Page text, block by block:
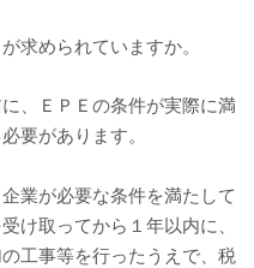
求められていますか。
、ＥＰＥの条件が実際に満
要があります。
業が必要な条件を満たして
け取ってから１年以内に、
工事等を行ったうえで、税